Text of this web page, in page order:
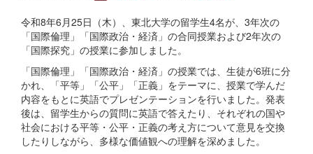
令和8年6月25日（木）、東北大学の留学生4名が、3年次の
「国際倫理」「国際政治・経済」の合同授業および2年次の
「国際探究」の授業に参加しました。
「国際倫理」「国際政治・経済」の授業では、生徒が6班に分
かれ、「平等」「公平」「正義」をテーマに、授業で学んだ
内容をもとに英語でプレゼンテーションを行いました。発表
後は、留学生からの質問に英語で答えたり、それぞれの国や
社会における平等・公平・正義の考え方について意見を交換
したりしながら、多様な価値観への理解を深めました。